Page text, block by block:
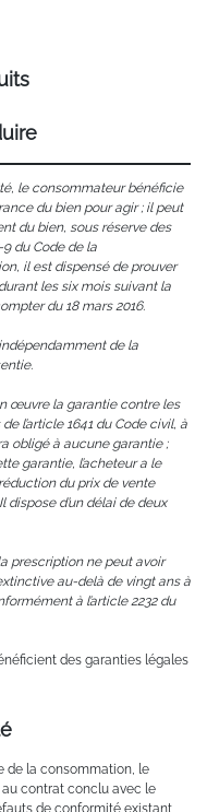
le consommateur bénéficie
du bien pour agir ; il peut
du bien, sous réserve des
9 du Code de la
il est dispensé de prouver
les six mois suivant la
du 18 mars 2016.
de la
œuvre la garantie contre les
l’article 1641 du Code civil, à
obligé à aucune garantie ;
garantie, l’acheteur a le
du prix de vente
dispose d’un délai de deux
prescription ne peut avoir
au-delà de vingt ans à
à l’article 2232 du
des garanties légales
de la consommation, le
contrat conclu avec le
de conformité existant